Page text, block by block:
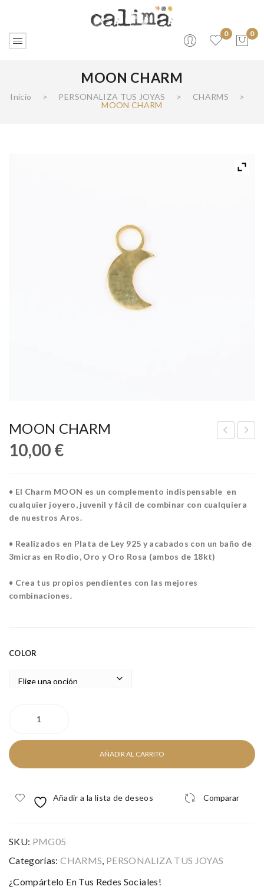
0
No products in the cart.
0
MOON CHARM
Inicio > PERSONALIZA TUS JOYAS > CHARMS
>
MOON CHARM
AR
MOON CHARM
10,00 €
♦ El Charm MOON es un complemento indispensable en
cualquier joyero, juvenil y fácil de combinar con cualquiera
de nuestros Aros.
♦ Realizados en Plata de Ley 925 y acabados con un baño de
3micras en Rodio, Oro y Oro Rosa (ambos de 18kt)
♦ Crea tus propios pendientes con las mejores
combinaciones.
COLOR
CHARM
AÑADIR AL CARRITO
Añadir a la lista de deseos Comparar
SKU: PMG05
Categorías:CHARMS, PERSONALIZA TUS JOYAS
¿Compártelo En Tus Redes Sociales!